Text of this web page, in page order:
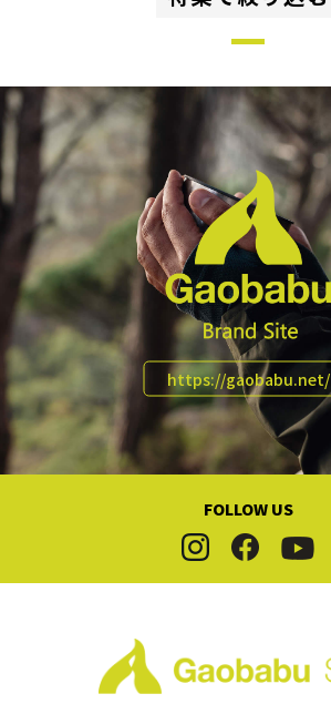
絞り込む
ソロ・デュオキャンプ、ツーリング
ハイキング・トレッキング
ピクニック・チェアリング
バーベキューBBQ
車中泊
ファミリーフィッシング
マリンレジャー
スポーツ観戦・応援
【災害対策】コンロ・熱源
【災害対策】クーラー・ジャグ・保冷剤
https://gaobabu.net/
FOLLOW US